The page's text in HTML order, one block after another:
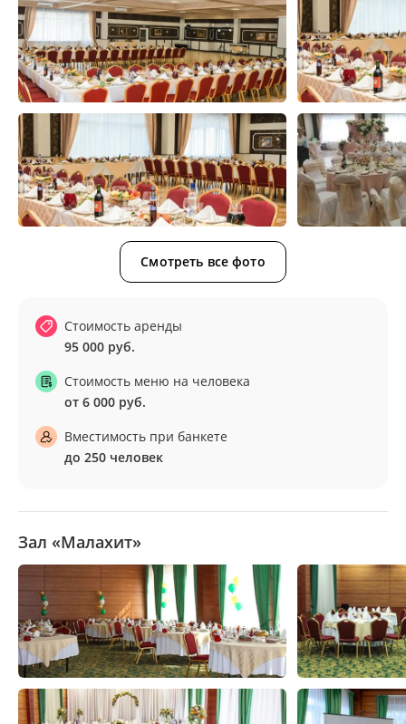
Смотреть все фото
Стоимость аренды
95 000 руб.
Стоимость меню на человека
от 6 000 руб.
Вместимость при банкете
до 250 человек
Зал «Малахит»